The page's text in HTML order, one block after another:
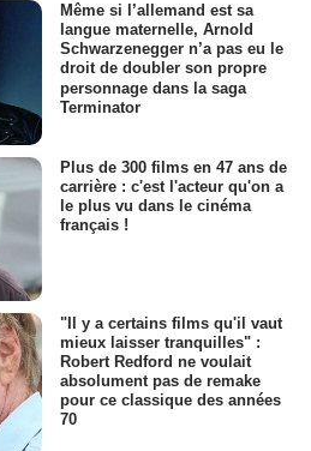
Même si l’allemand est sa
langue maternelle, Arnold
Schwarzenegger n’a pas eu le
droit de doubler son propre
personnage dans la saga
Terminator
Plus de 300 films en 47 ans de
carrière : c'est l'acteur qu'on a
le plus vu dans le cinéma
français !
"Il y a certains films qu'il vaut
mieux laisser tranquilles" :
Robert Redford ne voulait
absolument pas de remake
pour ce classique des années
70